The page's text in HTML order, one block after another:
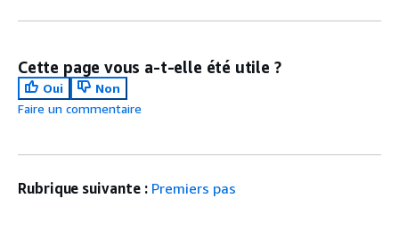
Cette page vous a-t-elle été utile ?
Oui
Non
Faire un commentaire
Rubrique suivante : Premiers pas